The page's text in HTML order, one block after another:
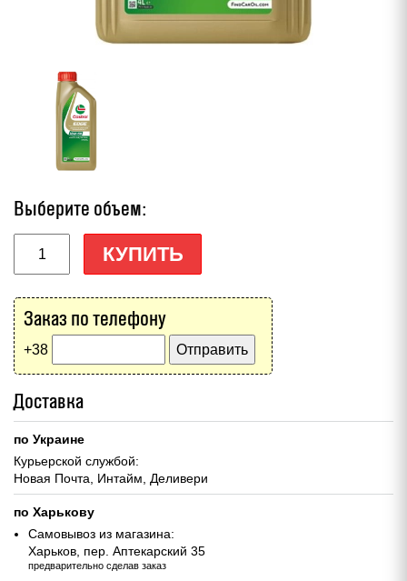
Выберите объем:
КУПИТЬ
Заказ по телефону
+38
Доставка
по Украине
Курьерской службой:
Новая Почта, Интайм, Деливери
по Харькову
Самовывоз из магазина:
Харьков, пер. Аптекарский 35
предварительно сделав заказ